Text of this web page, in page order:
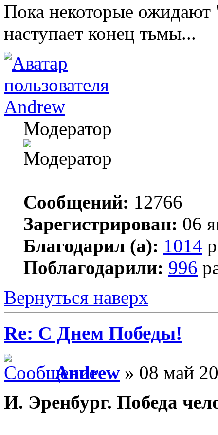
Пока некоторые ожидают
наступает конец тьмы...
Andrew
Модератор
Сообщений: 12766
Зарегистрирован: 06
Благодарил (а): 1014
Поблагодарили: 996
Вернуться наверх
Re: С Днем Победы!
Andrew » 08 май
И. Эренбург. Победа